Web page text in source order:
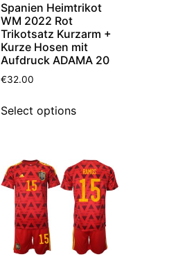
Spanien Heimtrikot
WM 2022 Rot
Trikotsatz Kurzarm +
Kurze Hosen mit
Aufdruck ADAMA 20
€32.00
Select options